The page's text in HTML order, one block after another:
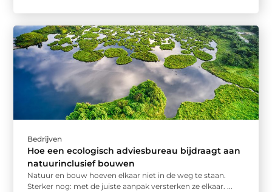
Bedrijven
Hoe een ecologisch adviesbureau bijdraagt aan
natuurinclusief bouwen
Natuur en bouw hoeven elkaar niet in de weg te staan.
Sterker nog: met de juiste aanpak versterken ze elkaar. ...